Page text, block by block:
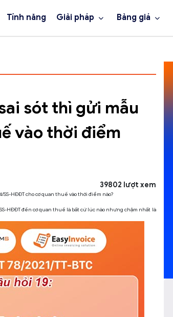
Tính năng Giải pháp Bảng giá
sót thì gửi mẫu
vào thời điểm
39802 lượt xem
HĐĐT cho cơ quan thuế vào thời điểm nào?
HĐĐT đến cơ quan thuế là bất cứ lúc nào nhưng chậm nhất là